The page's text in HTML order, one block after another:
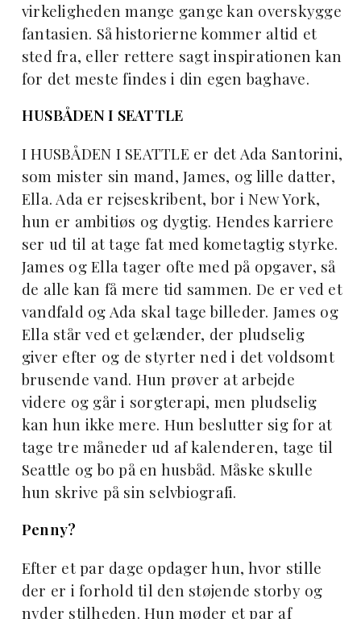
virkeligheden mange gange kan overskygge
fantasien. Så historierne kommer altid et
sted fra, eller rettere sagt inspirationen kan
for det meste findes i din egen baghave.
HUSBÅDEN I SEATTLE
I HUSBÅDEN I SEATTLE er det Ada Santorini,
som mister sin mand, James, og lille datter,
Ella. Ada er rejseskribent, bor i New York,
hun er ambitiøs og dygtig. Hendes karriere
ser ud til at tage fat med kometagtig styrke.
James og Ella tager ofte med på opgaver, så
de alle kan få mere tid sammen. De er ved et
vandfald og Ada skal tage billeder. James og
Ella står ved et gelænder, der pludselig
giver efter og de styrter ned i det voldsomt
brusende vand. Hun prøver at arbejde
videre og går i sorgterapi, men pludselig
kan hun ikke mere. Hun beslutter sig for at
tage tre måneder ud af kalenderen, tage til
Seattle og bo på en husbåd. Måske skulle
hun skrive på sin selvbiografi.
Penny?
Efter et par dage opdager hun, hvor stille
der er i forhold til den støjende storby og
nyder stilheden. Hun møder et par af